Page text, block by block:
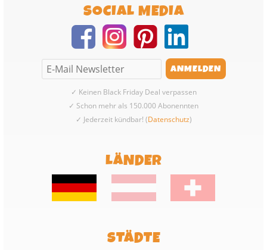
SOCIAL MEDIA
✓ Keinen Black Friday Deal verpassen
✓ Schon mehr als 150.000 Abonennten
✓ Jederzeit kündbar! (Datenschutz)
LÄNDER
STÄDTE